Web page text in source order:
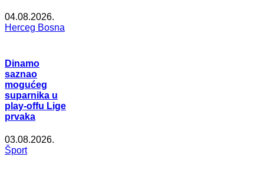
04.08.2026.
Herceg Bosna
Dinamo
saznao
mogućeg
suparnika u
play-offu Lige
prvaka
03.08.2026.
Šport